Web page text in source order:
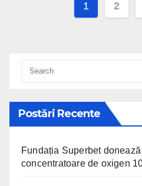
Posts
1 2
Postări Recente
Fundația Superbet
concentratoare de oxigen